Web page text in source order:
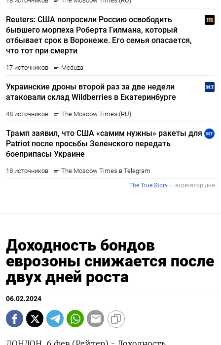
Доходность бондов
еврозоны снижается после
двух дней роста
06.02.2024